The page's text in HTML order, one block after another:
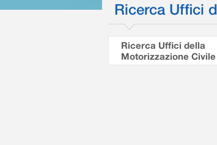
Ricerca Uffici
Ricerca Uffici della
Motorizzazione Civile